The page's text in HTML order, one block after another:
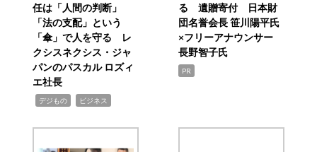
任は「人間の判断」
「法の支配」という
「傘」で人を守る レ
クシスネクシス・ジャ
パンのパスカル ロズィ
エ社長
デジもの ビジネス
る 遺贈寄付 日本財
団名誉会長 笹川陽平氏
×フリーアナウンサー
長野智子氏
PR